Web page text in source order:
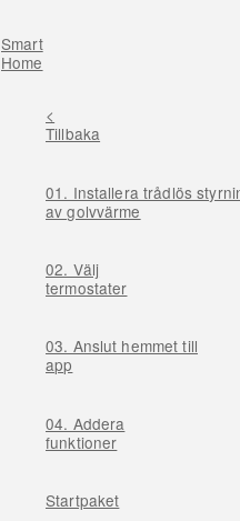
Smart
Home
<
Tillbaka
01. Installera trådlös
av golvvärme
02. Välj
termostater
03. Anslut hemmet till
app
04. Addera
funktioner
Startpaket